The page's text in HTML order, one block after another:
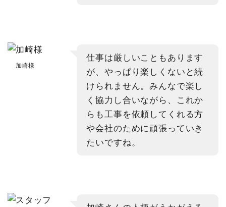
加崎様
仕事は厳しいこともあります
が、やっぱり楽しくないと続
けられません。みんなで楽し
く協力し合いながら、これか
らも工事を依頼してくれる方
や会社のために頑張っていき
たいですね。